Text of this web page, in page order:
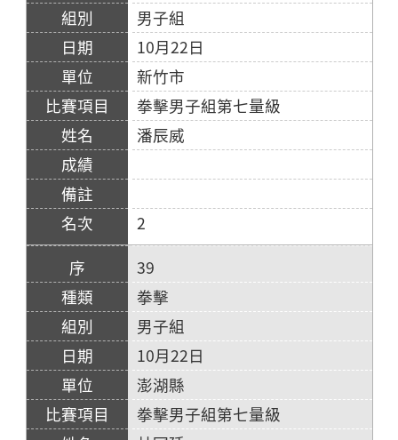
男子組
10月22日
新竹市
拳擊男子組第七量級
潘辰威
2
39
拳擊
男子組
10月22日
澎湖縣
拳擊男子組第七量級